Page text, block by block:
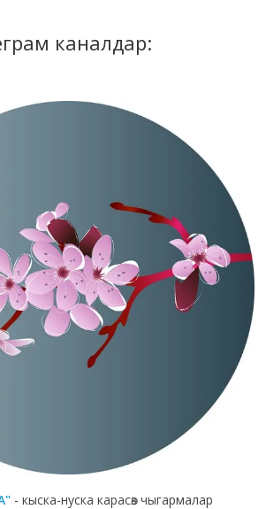
каналдар:
- кыска-нуска карасөз чыгармалар